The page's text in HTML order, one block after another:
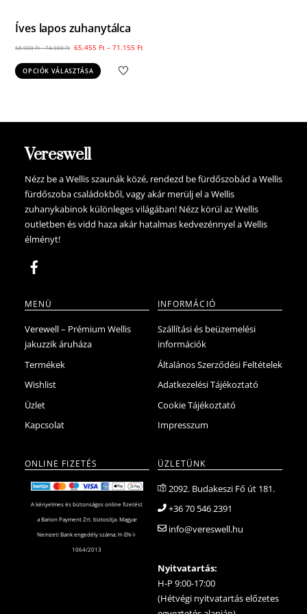
Íves lapos zuhanytálca
68.900Ft–74.900Ft 65.455 Ft– 71.155 Ft
OPCIÓK VÁLASZTÁSA
Ennek
változatok
a
termékoldalon
választhatók
Vereswell
Nézz be a Wellis szaunák közé, rendezd be fürdőszobád a Wellis
fürdőszoba családokből, vagy akár merülj el a Wellis
zuhanykabinok különleges világában! Nézz körül az Wellis
outletben és vidd haza akár hatalmas kedvezénnyel a Wellis
élményt!
MENÜ
Verewell – Prémium Wellis
jakuzzik áruháza
Termékek
Wishlist
Üzlet
Kapcsolat
INFORMÁCIÓ
Szállítási és beüzemelési
információk
Általános Szerződési Feltételek
Adatkezelési Tájékoztató
Cookie Tájékoztató
Impresszum
ONLINE FIZETÉS
A kényelmes és biztonságos online fizetést
a Barion Payment Zrt. biztosítja. Magyar
Nemzeti Bank engedély száma: H-EN-I-
1064/2013
ÜZLETÜNK
2092. Budakeszi Fő út 181.
+36 70 546 2391
info@vereswell.hu
Nyitvatartás:
H-P 9:00-17:00
(Hétvégi nyitvatartás előzetes